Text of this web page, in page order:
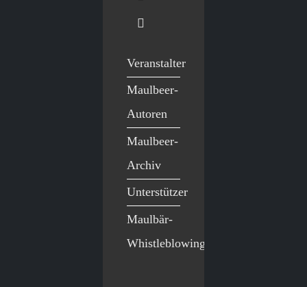
Veranstalter
Maulbeer-
Autoren
Maulbeer-
Archiv
Unterstützer
Maulbär-
Whistleblowing